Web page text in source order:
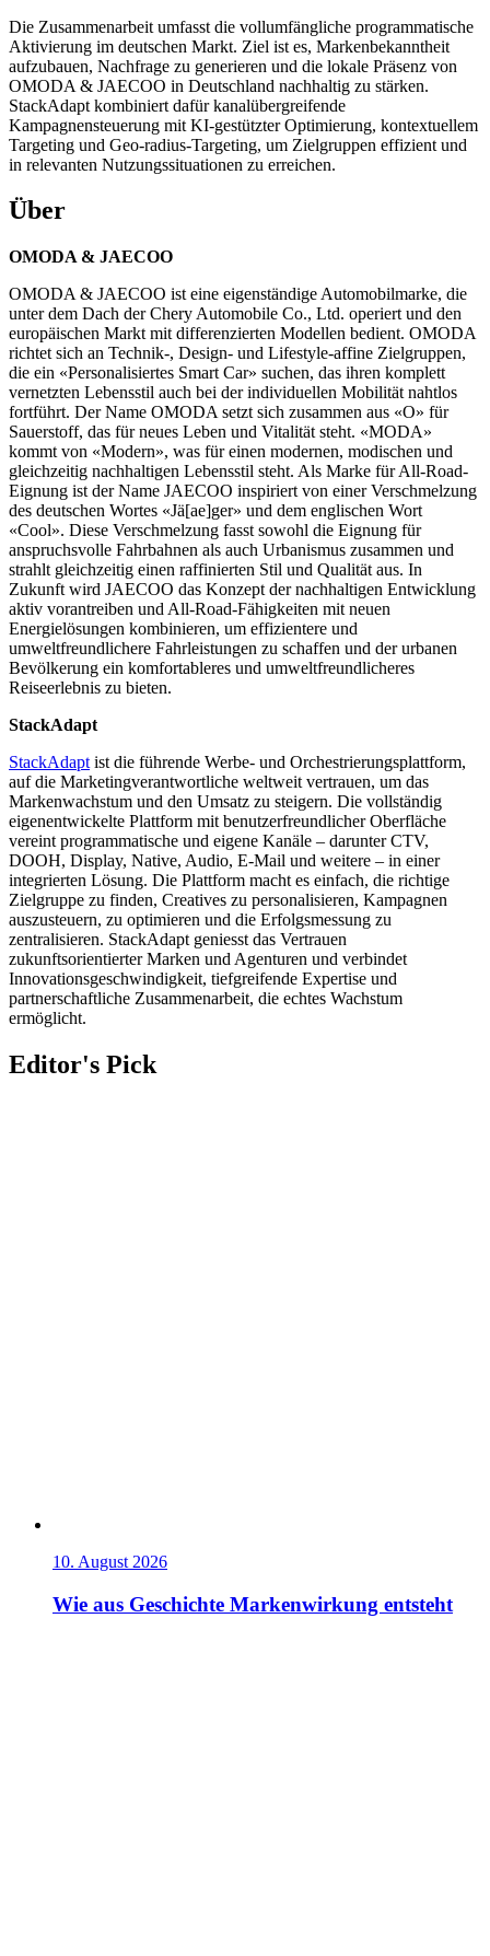
Die Zusammenarbeit umfasst die vollumfängliche programmatische
Aktivierung im deutschen Markt. Ziel ist es, Markenbekanntheit
aufzubauen, Nachfrage zu generieren und die lokale Präsenz von
OMODA & JAECOO in Deutschland nachhaltig zu stärken.
StackAdapt kombiniert dafür kanalübergreifende
Kampagnensteuerung mit KI-gestützter Optimierung, kontextuellem
Targeting und Geo-radius-Targeting, um Zielgruppen effizient und
in relevanten Nutzungssituationen zu erreichen.
Über
OMODA & JAECOO
OMODA & JAECOO ist eine eigenständige Automobilmarke, die
unter dem Dach der Chery Automobile Co., Ltd. operiert und den
europäischen Markt mit differenzierten Modellen bedient. OMODA
richtet sich an Technik-, Design- und Lifestyle-affine Zielgruppen,
die ein «Personalisiertes Smart Car» suchen, das ihren komplett
vernetzten Lebensstil auch bei der individuellen Mobilität nahtlos
fortführt. Der Name OMODA setzt sich zusammen aus «O» für
Sauerstoff, das für neues Leben und Vitalität steht. «MODA»
kommt von «Modern», was für einen modernen, modischen und
gleichzeitig nachhaltigen Lebensstil steht. Als Marke für All-Road-
Eignung ist der Name JAECOO inspiriert von einer Verschmelzung
des deutschen Wortes «Jä[ae]ger» und dem englischen Wort
«Cool». Diese Verschmelzung fasst sowohl die Eignung für
anspruchsvolle Fahrbahnen als auch Urbanismus zusammen und
strahlt gleichzeitig einen raffinierten Stil und Qualität aus. In
Zukunft wird JAECOO das Konzept der nachhaltigen Entwicklung
aktiv vorantreiben und All-Road-Fähigkeiten mit neuen
Energielösungen kombinieren, um effizientere und
umweltfreundlichere Fahrleistungen zu schaffen und der urbanen
Bevölkerung ein komfortableres und umweltfreundlicheres
Reiseerlebnis zu bieten.
StackAdapt
StackAdapt ist die führende Werbe- und Orchestrierungsplattform,
auf die Marketingverantwortliche weltweit vertrauen, um das
Markenwachstum und den Umsatz zu steigern. Die vollständig
eigenentwickelte Plattform mit benutzerfreundlicher Oberfläche
vereint programmatische und eigene Kanäle – darunter CTV,
DOOH, Display, Native, Audio, E-Mail und weitere – in einer
integrierten Lösung. Die Plattform macht es einfach, die richtige
Zielgruppe zu finden, Creatives zu personalisieren, Kampagnen
auszusteuern, zu optimieren und die Erfolgsmessung zu
zentralisieren. StackAdapt geniesst das Vertrauen
zukunftsorientierter Marken und Agenturen und verbindet
Innovationsgeschwindigkeit, tiefgreifende Expertise und
partnerschaftliche Zusammenarbeit, die echtes Wachstum
ermöglicht.
Editor's Pick
10. August 2026
Wie aus Geschichte Markenwirkung entsteht